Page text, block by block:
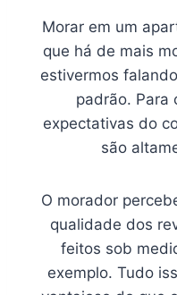
Morar em um
que há de mais
estivermos
padrão. Para
expectativas do
são
O morador
qualidade dos
feitos sob
exemplo. Tudo